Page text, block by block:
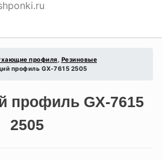
профиля Резиновые
профиль GX-7615 2505
профиль GX-7615
2505